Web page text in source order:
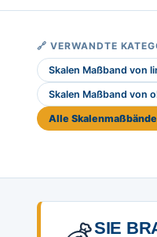
🔗 VERWANDTE
Skalen Maßband von
Skalen Maßband von
Alle
SIE